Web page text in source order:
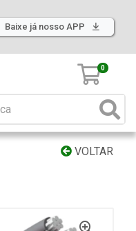
Baixe já nosso APP
0
VOLTAR